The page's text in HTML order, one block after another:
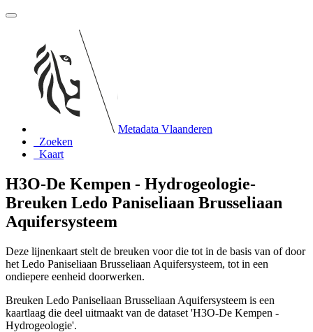
Metadata Vlaanderen
Zoeken
Kaart
H3O-De Kempen - Hydrogeologie-
Breuken Ledo Paniseliaan Brusseliaan
Aquifersysteem
Deze lijnenkaart stelt de breuken voor die tot in de basis van of door
het Ledo Paniseliaan Brusseliaan Aquifersysteem, tot in een
ondiepere eenheid doorwerken.
Breuken Ledo Paniseliaan Brusseliaan Aquifersysteem is een
kaartlaag die deel uitmaakt van de dataset 'H3O-De Kempen -
Hydrogeologie'.